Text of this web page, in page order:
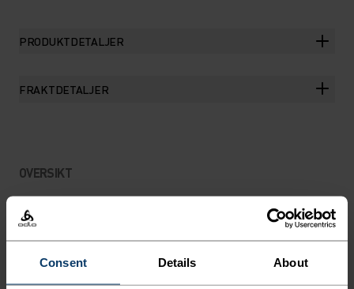
Consent Details About
PRODUKTDETALJER
FRAKTDETALJER
OVERSIKT
UTFORSKINGSKLARE
OVERSHORTS NØYE
KONSTRUERT FOR MTB-